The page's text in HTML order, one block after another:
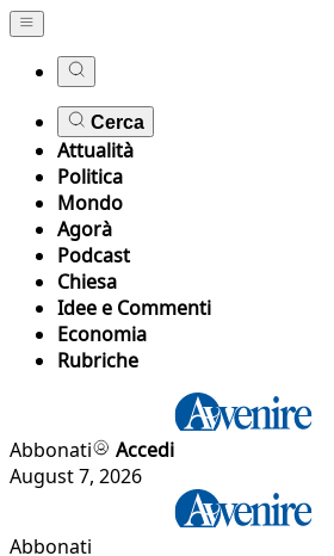
Cerca
Attualità
Politica
Mondo
Agorà
Podcast
Chiesa
Idee e Commenti
Economia
Rubriche
Abbonati
Accedi
August 7, 2026
Abbonati